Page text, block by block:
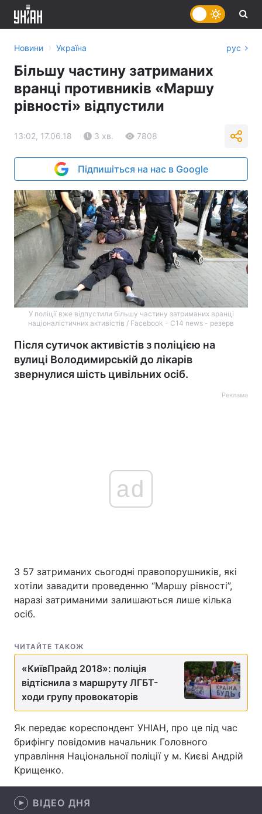
Головна Війна
Україна Політика
Спорт Наука
Техно і зв'язок Лайт
Зброя
Здоров'я Туризм
Цікавинки Погода
Лонгріди
Новини › Україна рус
Більшу частину затриманих
вранці противників «Маршу
рівності» відпустили
13:02, 17.06.18 3 хв. 7808
Підпишіться на нас в Google
У поліції вже відпустили більшу частину затриманих вранці
націоналістичних активістів / Facebook - C14 news - резерв
Після сутичок активістів з поліцією на
вулиці Володимирській до лікарів
звернулися шість цивільних осіб.
Реклама
ad
З 57 затриманих сьогодні правопорушників, які
хотіли завадити проведенню “Маршу рівності”,
наразі затриманими залишаються лише кілька
осіб.
ЧИТАЙТЕ ТАКОЖ
«КиївПрайд 2018»: поліція
відтіснила з маршруту ЛГБТ-
ходи групу провокаторів
Як передає кореспондент УНІАН, про це під час
брифінгу повідомив начальник Головного
управління Національної поліції у м. Києві Андрій
Крищенко.
ВІДЕО ДНЯ